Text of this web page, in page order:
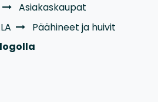
Asiakaskaupat
Päähineet ja huivit